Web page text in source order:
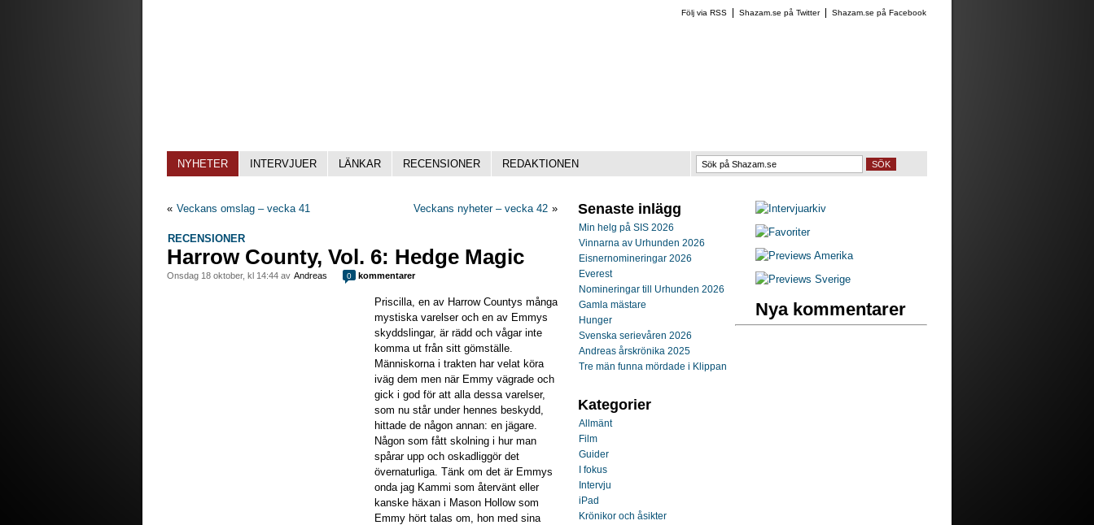
Shazam.se på Facebook
Shazam.se på Twitter
Följ via RSS
NYHETER INTERVJUER LÄNKAR RECENSIONER REDAKTIONEN SÖK
« Veckans omslag – vecka 41 Veckans nyheter – vecka 42 »
RECENSIONER
Harrow County, Vol. 6: Hedge Magic
onsdag 18 oktober, kl 14:44 av Andreas 0 kommentarer
Priscilla, en av Harrow Countys många
mystiska varelser och en av Emmys
skyddslingar, är rädd och vågar inte
komma ut från sitt gömställe.
Människorna i trakten har velat köra
iväg dem men när Emmy vägrade och
gick i god för att alla dessa varelser,
som nu står under hennes beskydd,
hittade de någon annan: en jägare.
Någon som fått skolning i hur man
spårar upp och oskadliggör det
övernaturliga. Tänk om det är Emmys
onda jag Kammi som återvänt eller
kanske häxan i Mason Hollow som
Emmy hört talas om, hon med sina
Senaste inlägg
Min helg på SIS 2026
Vinnarna av Urhunden 2026
Eisnernomineringar 2026
Everest
Nomineringar till Urhunden 2026
Gamla mästare
Hunger
Svenska serievåren 2026
Andreas årskrönika 2025
Tre män funna mördade i Klippan
Kategorier
Allmänt
Film
Guider
I fokus
Intervju
iPad
Krönikor och åsikter
Nya kommentarer